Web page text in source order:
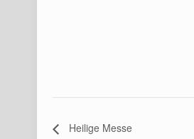
Heilige Messe